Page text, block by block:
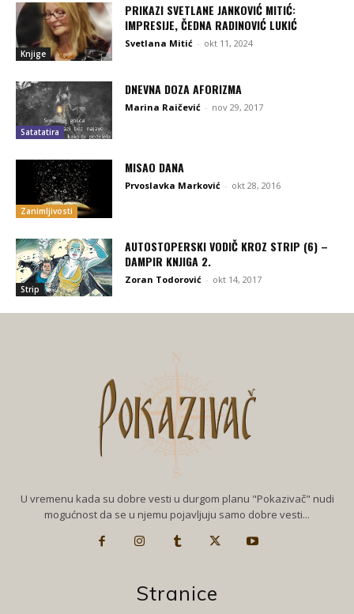
Knjige
PRIKAZI SVETLANE JANKOVIĆ MITIĆ:
IMPRESIJE, ČEDNA RADINOVIĆ LUKIĆ
Svetlana Mitić - okt 11, 2024
Satatatira
DNEVNA DOZA AFORIZMA
Marina Raičević - nov 29, 2017
Zanimljivosti
MISAO DANA
Prvoslavka Marković - okt 28, 2016
Strip
AUTOSTOPERSKI VODIČ KROZ STRIP (6) –
DAMPIR KNJIGA 2.
Zoran Todorović - okt 14, 2017
U vremenu kada su dobre vesti u durgom planu "Pokazivač" nudi
mogućnost da se u njemu pojavljuju samo dobre vesti...
Stranice